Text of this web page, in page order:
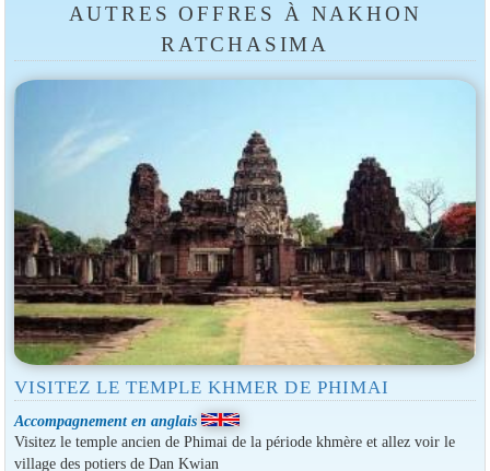
AUTRES OFFRES À NAKHON
RATCHASIMA
VISITEZ LE TEMPLE KHMER DE PHIMAI
Accompagnement en anglais
Visitez le temple ancien de Phimai de la période khmère et allez voir le
village des potiers de Dan Kwian